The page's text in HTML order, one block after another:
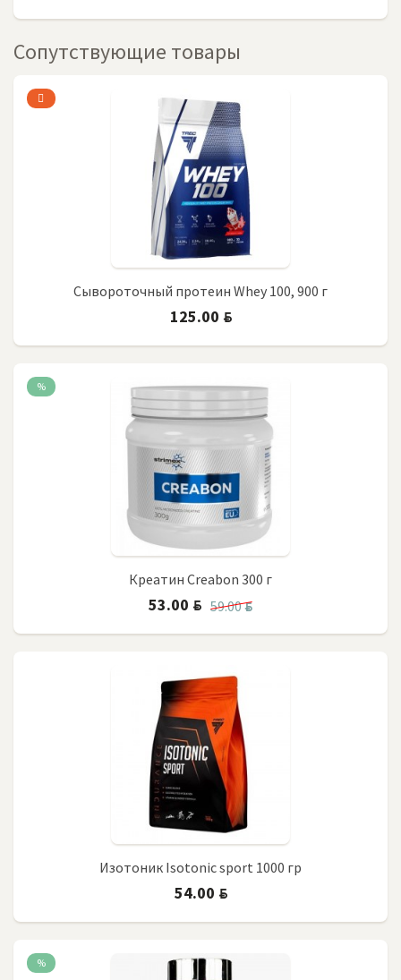
Сопутствующие товары
Сывороточный протеин Whey 100, 900 г
125.00 BYN
%
Креатин Creabon 300 г
59.00BYN
53.00 BYN
Изотоник Isotonic sport 1000 гр
54.00 BYN
%